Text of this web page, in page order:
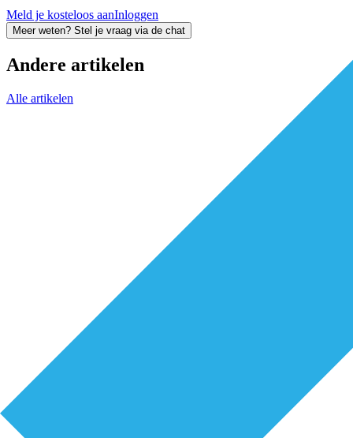
Meld je kosteloos aanInloggen
Meer weten? Stel je vraag via de chat
Andere artikelen
Alle artikelen